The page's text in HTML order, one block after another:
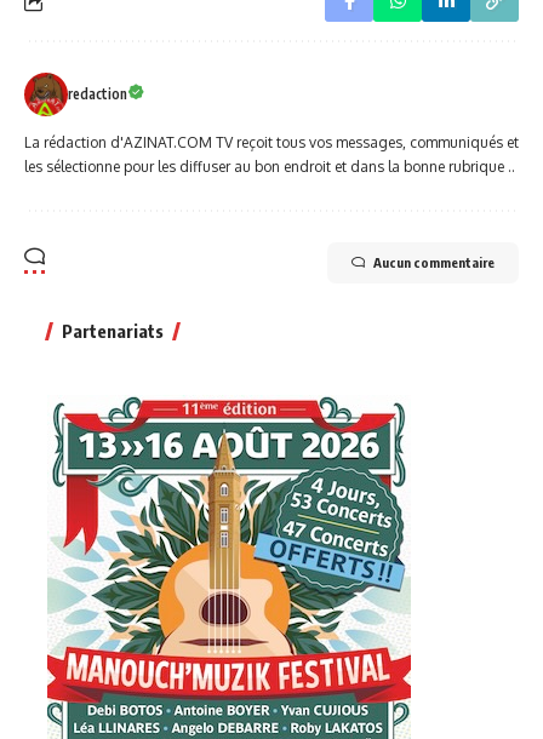
redaction
La rédaction d'AZINAT.COM TV reçoit tous vos messages, communiqués et
les sélectionne pour les diffuser au bon endroit et dans la bonne rubrique ..
Aucun commentaire
Partenariats